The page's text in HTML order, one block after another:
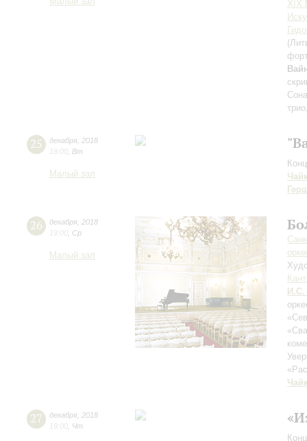
XIX
25 декабря 2018
19:00 Вт
Малый зал
26 декабря 2018
19:00 Ср
Малый зал
И.С.
27 декабря 2018
19:00 Чт